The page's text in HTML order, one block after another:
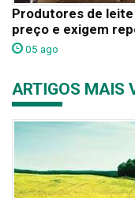
Produtores de
preço e exigem
05 ago
ARTIGOS MAIS